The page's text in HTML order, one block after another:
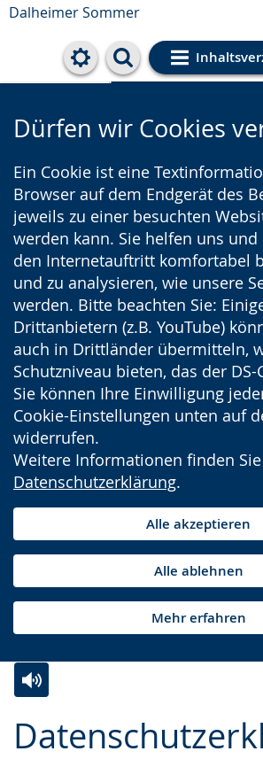
Dalheimer Sommer
Cookie-
Dürfen wir Cookies
Ein Cookie ist eine
Browser auf dem Endgerät des
jeweils zu einer besuchten
werden kann. Sie helfen uns
den Internetauftritt komfortabel
und zu analysieren, wie unsere
werden. Bitte beachten Sie:
Drittanbietern (z.B. YouTube)
auch in Drittländer übermitteln,
Schutzniveau bieten, das der
Sie können Ihre Einwilligung
Cookie-Einstellungen unten auf
widerrufen.
Weitere Informationen finden
Datenschutzerklärung.
Alle akzeptieren
Alle ablehnen
Mehr erfahren
Leichten
Audio-
Video